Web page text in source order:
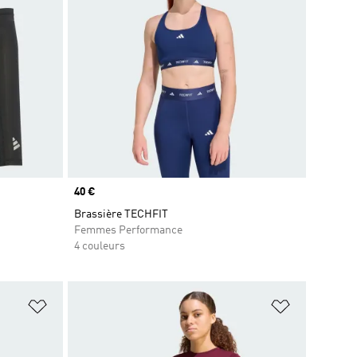
Prix
40 €
Brassière TECHFIT
Femmes Performance
4 couleurs
Ajouter à la Liste de produits favoris